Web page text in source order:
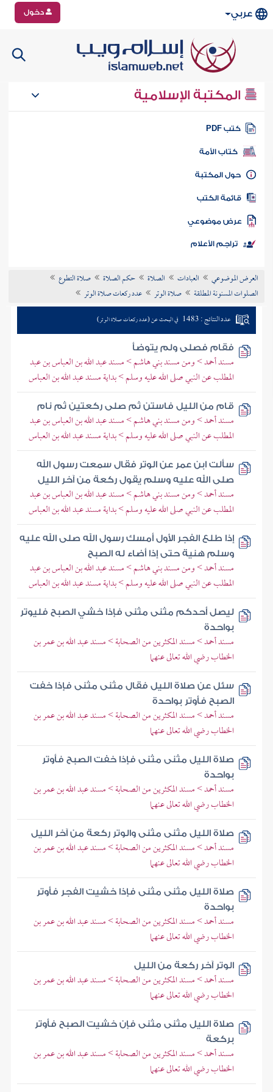
عربي دخول
المكتبة الإسلامية
كتب PDF
كتاب الأمة
المكتبة
الكتب
موضوعي
تراجم الأعلام
العرض الموضوعي العبادات الصلاة حكم الصلاة
صلاة التطوع
الصلوات المسنونة المطلقة
صلاة الوتر عدد ركعات صلاة الوتر
عدد النتائج : 1483 في البحث عن (عدد ركعات صلاة الوتر)
فقام فصلى ولم يتوضأ
مسند أحمد > ومن مسند بني هاشم > مسند عبد الله بن العباس بن عبد
المطلب عن النبي صلى الله عليه وسلم > بداية مسند عبد الله بن العباس
قام من الليل فاستن ثم صلى ركعتين ثم نام
مسند أحمد > ومن مسند بني هاشم > مسند عبد الله بن العباس بن عبد
المطلب عن النبي صلى الله عليه وسلم > بداية مسند عبد الله بن العباس
سألت ابن عمر عن الوتر فقال سمعت رسول الله
صلى الله عليه وسلم يقول ركعة من آخر الليل
مسند أحمد > ومن مسند بني هاشم > مسند عبد الله بن العباس بن عبد
المطلب عن النبي صلى الله عليه وسلم > بداية مسند عبد الله بن العباس
إذا طلع الفجر الأول أمسك رسول الله صلى الله عليه
وسلم هنية حتى إذا أضاء له الصبح
مسند أحمد > ومن مسند بني هاشم > مسند عبد الله بن العباس بن عبد
المطلب عن النبي صلى الله عليه وسلم > بداية مسند عبد الله بن العباس
ليصل أحدكم مثنى مثنى فإذا خشي الصبح فليوتر
بواحدة
مسند أحمد > مسند المكثرين من الصحابة > مسند عبد الله بن عمر بن
الخطاب رضي الله تعالى عنهما
سئل عن صلاة الليل فقال مثنى مثنى فإذا خفت
الصبح فأوتر بواحدة
مسند أحمد > مسند المكثرين من الصحابة > مسند عبد الله بن عمر بن
الخطاب رضي الله تعالى عنهما
صلاة الليل مثنى مثنى فإذا خفت الصبح فأوتر
بواحدة
مسند أحمد > مسند المكثرين من الصحابة > مسند عبد الله بن عمر بن
الخطاب رضي الله تعالى عنهما
صلاة الليل مثنى مثنى والوتر ركعة من آخر الليل
مسند أحمد > مسند المكثرين من الصحابة > مسند عبد الله بن عمر بن
الخطاب رضي الله تعالى عنهما
صلاة الليل مثنى مثنى فإذا خشيت الفجر فأوتر
بواحدة
مسند أحمد > مسند المكثرين من الصحابة > مسند عبد الله بن عمر بن
الخطاب رضي الله تعالى عنهما
الوتر آخر ركعة من الليل
مسند أحمد > مسند المكثرين من الصحابة > مسند عبد الله بن عمر بن
الخطاب رضي الله تعالى عنهما
صلاة الليل مثنى مثنى فإن خشيت الصبح فأوتر
بركعة
مسند أحمد > مسند المكثرين من الصحابة > مسند عبد الله بن عمر بن
الخطاب رضي الله تعالى عنهما